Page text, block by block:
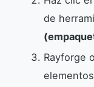
de
Rayforge